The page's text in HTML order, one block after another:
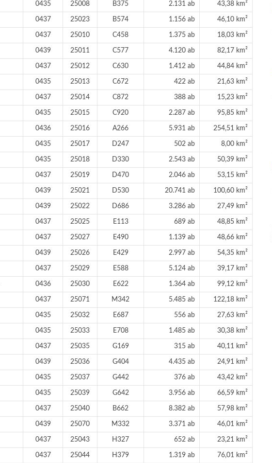
0435 25008 B375 2.131 ab 43,38 km²
0437 25023 B574 1.156 ab 46,10 km²
0437 25010 C458 1.375 ab 18,03 km²
0439 25011 C577 4.120 ab 82,17 km²
0437 25012 C630 1.412 ab 44,84 km²
0435 25013 C672 422 ab 21,63 km²
0437 25014 C872 388 ab 15,23 km²
0435 25015 C920 2.287 ab 95,85 km²
0436 25016 A266 5.931 ab 254,51 km²
0435 25017 D247 502 ab 8,00 km²
0435 25018 D330 2.543 ab 50,39 km²
0437 25019 D470 2.046 ab 53,15 km²
0439 25021 D530 20.741 ab 100,60 km²
0439 25022 D686 3.286 ab 27,49 km²
0437 25025 E113 689 ab 48,85 km²
0437 25027 E490 1.139 ab 48,66 km²
0439 25026 E429 2.997 ab 54,35 km²
0437 25029 E588 5.124 ab 39,17 km²
0436 25030 E622 1.364 ab 99,12 km²
0437 25071 M342 5.485 ab 122,18 km²
0435 25032 E687 556 ab 27,63 km²
0435 25033 E708 1.485 ab 30,38 km²
0437 25035 G169 315 ab 40,11 km²
0439 25036 G404 4.435 ab 24,91 km²
0435 25037 G442 376 ab 43,42 km²
0435 25039 G642 3.956 ab 66,59 km²
0437 25040 B662 8.382 ab 57,98 km²
0439 25070 M332 3.371 ab 46,01 km²
0437 25043 H327 652 ab 23,21 km²
0437 25044 H379 1.319 ab 76,01 km²